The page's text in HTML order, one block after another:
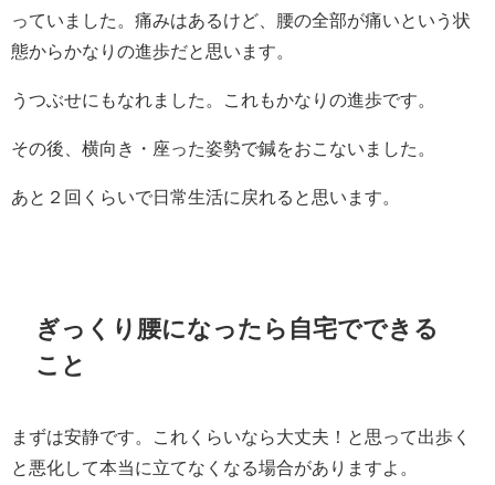
っていました。痛みはあるけど、腰の全部が痛いという状
態からかなりの進歩だと思います。
うつぶせにもなれました。これもかなりの進歩です。
その後、横向き・座った姿勢で鍼をおこないました。
あと２回くらいで日常生活に戻れると思います。
ぎっくり腰になったら自宅でできる
こと
まずは安静です。これくらいなら大丈夫！と思って出歩く
と悪化して本当に立てなくなる場合がありますよ。